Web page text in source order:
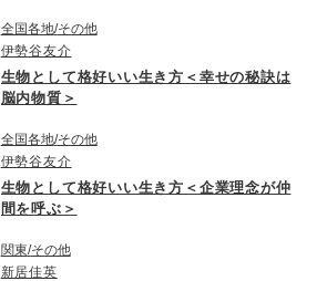
全国各地 その他
伊勢谷友介
生物として格好いい生き方＜幸せの秘訣は
脳内物質＞
全国各地 その他
伊勢谷友介
生物として格好いい生き方＜企業理念が仲
間を呼ぶ＞
関東 その他
新居佳英